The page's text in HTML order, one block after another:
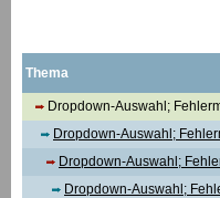
Thema
Dropdown-Auswahl;
Dropdown-Auswahl;
Dropdown-Auswahl;
Dropdown-Auswahl;